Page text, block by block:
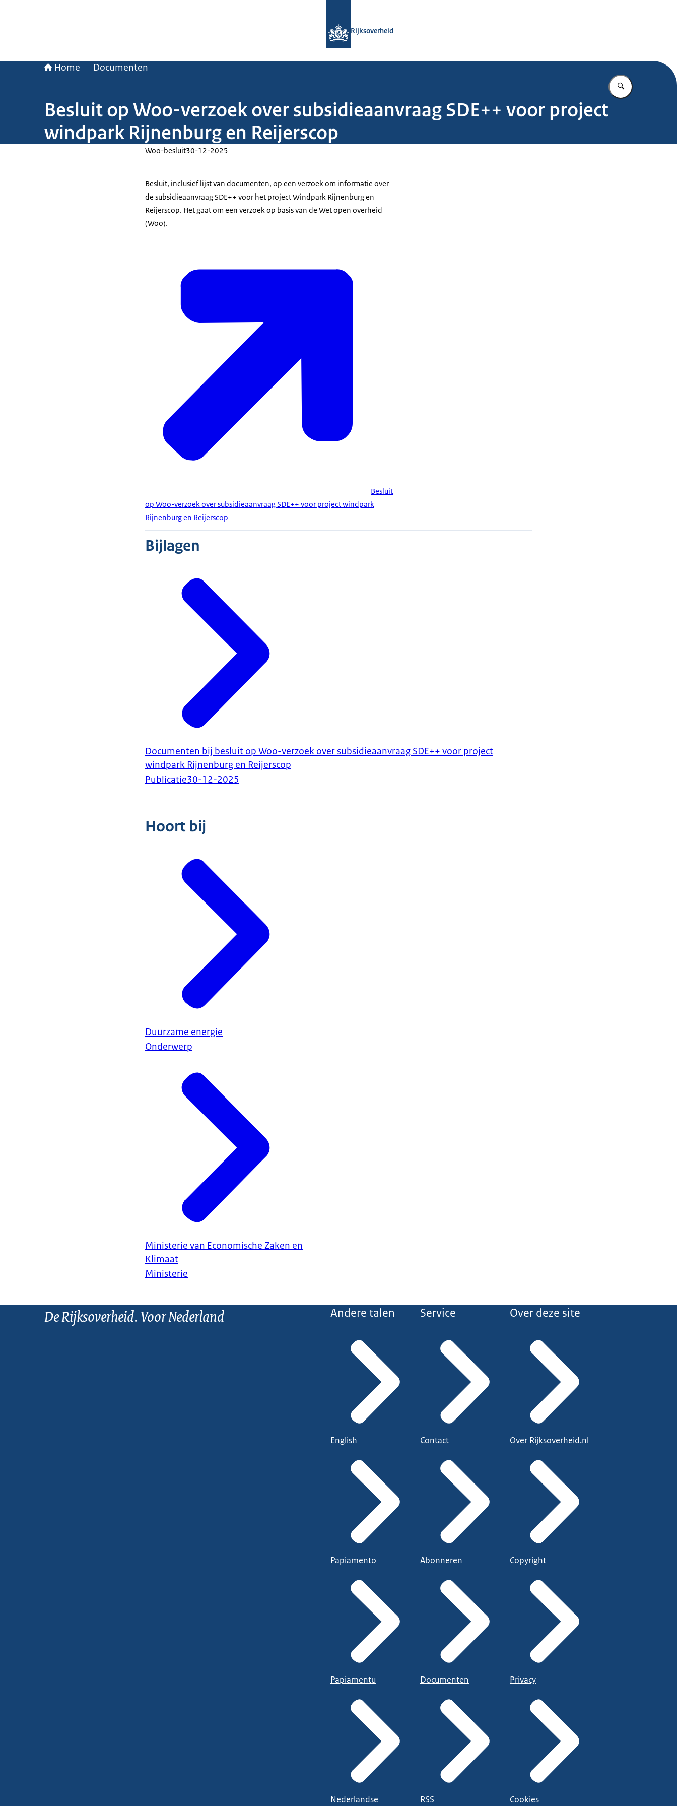
Rijksoverheid
Home Documenten
Vul in wat u
Besluit op Woo-verzoek over subsidieaanvraag SDE++ voor project
windpark Rijnenburg en Reijerscop
Woo-besluit30-12-2025
Besluit, inclusief lijst van documenten, op een verzoek om informatie over
de subsidieaanvraag SDE++ voor het project Windpark Rijnenburg en
Reijerscop. Het gaat om een verzoek op basis van de Wet open overheid
(Woo).
Besluit
op Woo-verzoek over subsidieaanvraag SDE++ voor project windpark
Rijnenburg en Reijerscop
Bijlagen
Documenten bij besluit op Woo-verzoek over subsidieaanvraag SDE++ voor project
windpark Rijnenburg en Reijerscop
Publicatie30-12-2025
Hoort bij
Duurzame energie
Onderwerp
Ministerie van Economische Zaken en
Klimaat
Ministerie
De Rijksoverheid. Voor Nederland Andere talen
English
Papiamento
Papiamentu
Nederlandse
Service
Contact
Abonneren
Documenten
RSS
Over deze site
Over Rijksoverheid.nl
Copyright
Privacy
Cookies